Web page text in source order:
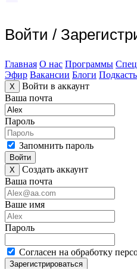
Войти /
Главная О нас Программы
Эфир Вакансии Блоги
X
Войти в аккаунт
Ваша почта
Пароль
Запомнить пароль
Войти
X
Создать аккаунт
Ваша почта
Ваше имя
Пароль
Согласен на обработку
Зарегистрироваться